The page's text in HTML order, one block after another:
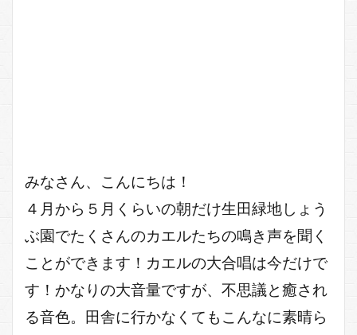
みなさん、こんにちは！
４月から５月くらいの朝だけ生田緑地しょう
ぶ園でたくさんのカエルたちの鳴き声を聞く
ことができます！カエルの大合唱は今だけで
す！かなりの大音量ですが、不思議と癒され
る音色。田舎に行かなくてもこんなに素晴ら